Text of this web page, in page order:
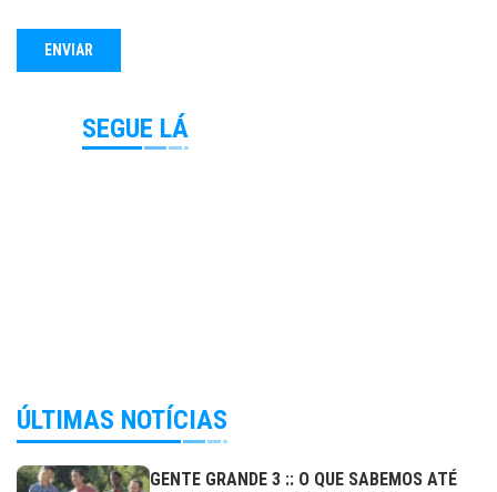
SEGUE LÁ
ÚLTIMAS NOTÍCIAS
GENTE GRANDE 3 :: O QUE SABEMOS ATÉ